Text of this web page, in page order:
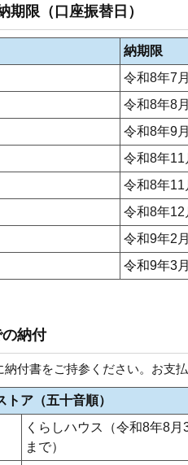
期限（口座振替日）
納期限
令和8年7
令和8年8
令和8年9
令和8年11
令和8年11
令和8年12
令和9年2
令和9年3
納付
付書をご持参ください。お支
ア（五十音順）
くらしハウス（令和8年8月
まで）